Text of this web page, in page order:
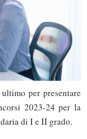
per presentare
2023-24 per la
di I e II grado.